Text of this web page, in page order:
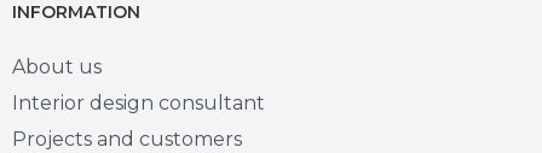
INFORMATION
About us
Interior design consultant
Projects and customers